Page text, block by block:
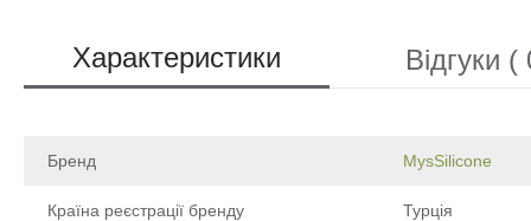
Характеристики Відгуки (
Бренд MysSilicone
Країна реєстрації бренду Турція